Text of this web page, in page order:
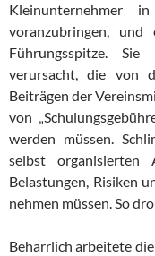
Kleinunternehmer
voranzubringen,
Führungsspitze.
verursacht, die von
Beiträgen der
von
werden müssen.
selbst
Belastungen, Risiken
nehmen müssen. So
Beharrlich arbeitete